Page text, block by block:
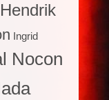
Hendrik
Ingrid
Nocon